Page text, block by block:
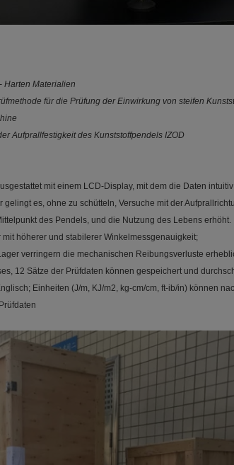
Harten Materialien
für die Prüfung der Einwirkung von steifen
Aufprallfestigkeit des Kunststoffpendels IZOD
mit einem LCD-Display, mit dem die Daten
gelingt es, ohne zu schütteln, Versuche mit der
des Pendels, und die Nutzung des Lebens erhöht.
höherer und stabilerer Winkelmessgenauigkeit;
verringern die mechanischen Reibungsverluste
12 Sätze der Prüfdaten können gespeichert und
Einheiten (J/m, KJ/m2, kg-cm/cm, ft-ib/in) können